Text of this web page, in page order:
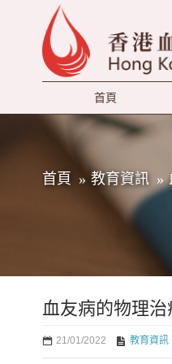
首頁
首頁 教育資訊
血友病的物理治
21/01/2022 教育資訊